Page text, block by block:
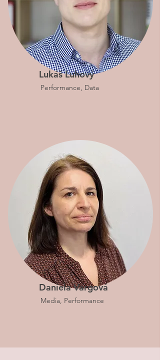
Lukáš Luhový
Performance, Data
Daniela Vargová
Media, Performance